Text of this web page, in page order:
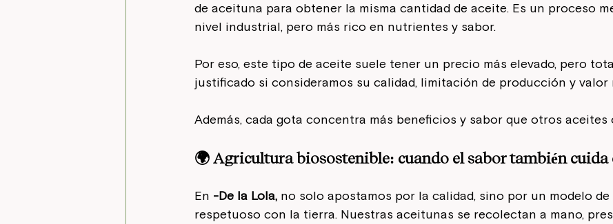
de aceituna para obtener la misma cantidad de aceite. Es un proceso
nivel industrial, pero más rico en nutrientes y sabor.
Por eso, este tipo de aceite suele tener un precio más elevado, pero
justificado si consideramos su calidad, limitación de producción y
Además, cada gota concentra más beneficios y sabor que otros aceites
🌍 Agricultura biosostenible: cuando el sabor también cuida
En -De la Lola, no solo apostamos por la calidad, sino por un modelo
respetuoso con la tierra. Nuestras aceitunas se recolectan a mano,